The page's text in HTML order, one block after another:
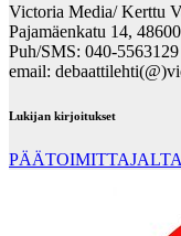
Victoria Media/ Kerttu
Pajamäenkatu 14,
Puh/SMS: 040-5563129
email:
Lukijan kirjoitukset